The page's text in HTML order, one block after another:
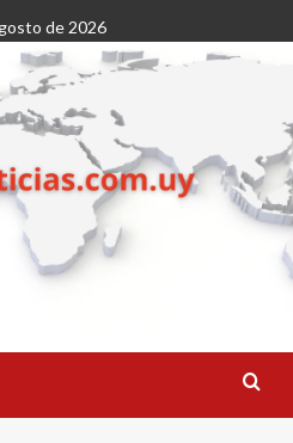
de 2026